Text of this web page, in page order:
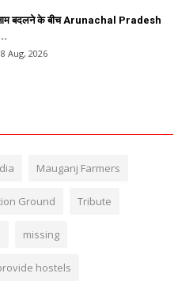
बदलने के बीच Arunachal Pradesh
Aug, 2026
Mauganj Farmers
Ground Tribute
missing
hostels